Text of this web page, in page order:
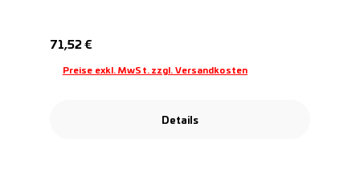
Regulärer Preis:
71,52 €
Preise exkl. MwSt. zzgl. Versandkosten
Details